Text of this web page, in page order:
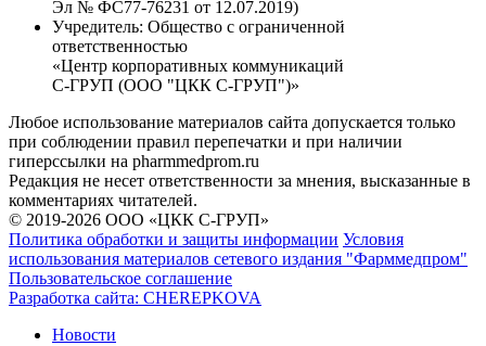
Эл № ФС77-76231 от 12.07.2019)
Учредитель: Общество с ограниченной
ответственностью
«Центр корпоративных коммуникаций
С-ГРУП (ООО "ЦКК С-ГРУП")»
Любое использование материалов сайта допускается только
при соблюдении правил перепечатки и при наличии
гиперссылки на pharmmedprom.ru
Редакция не несет ответственности за мнения, высказанные в
комментариях читателей.
© 2019-2026 ООО «ЦКК С-ГРУП»
Политика обработки и защиты информации Условия
использования материалов сетевого издания "Фарммедпром"
Пользовательское соглашение
Разработка сайта: CHEREPKOVA
Новости